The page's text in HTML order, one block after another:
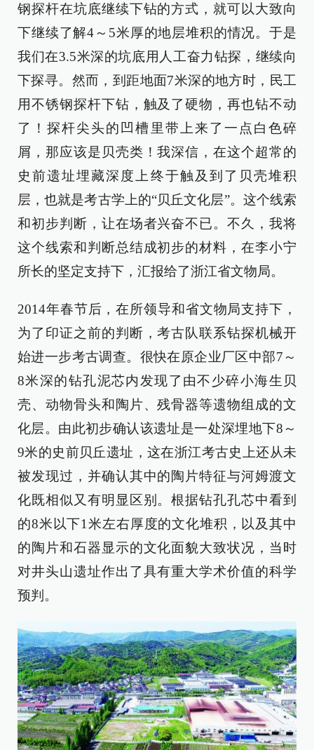
钢探杆在坑底继续下钻的方式，就可以大致向
下继续了解4～5米厚的地层堆积的情况。于是
我们在3.5米深的坑底用人工奋力钻探，继续向
下探寻。然而，到距地面7米深的地方时，民工
用不锈钢探杆下钻，触及了硬物，再也钻不动
了！探杆尖头的凹槽里带上来了一点白色碎
屑，那应该是贝壳类！我深信，在这个超常的
史前遗址埋藏深度上终于触及到了贝壳堆积
层，也就是考古学上的“贝丘文化层”。这个线索
和初步判断，让在场者兴奋不已。不久，我将
这个线索和判断总结成初步的材料，在李小宁
所长的坚定支持下，汇报给了浙江省文物局。
2014年春节后，在所领导和省文物局支持下，
为了印证之前的判断，考古队联系钻探机械开
始进一步考古调查。很快在原企业厂区中部7～
8米深的钻孔泥芯内发现了由不少碎小海生贝
壳、动物骨头和陶片、残骨器等遗物组成的文
化层。由此初步确认该遗址是一处深埋地下8～
9米的史前贝丘遗址，这在浙江考古史上还从未
被发现过，并确认其中的陶片特征与河姆渡文
化既相似又有明显区别。根据钻孔孔芯中看到
的8米以下1米左右厚度的文化堆积，以及其中
的陶片和石器显示的文化面貌大致状况，当时
对井头山遗址作出了具有重大学术价值的科学
预判。